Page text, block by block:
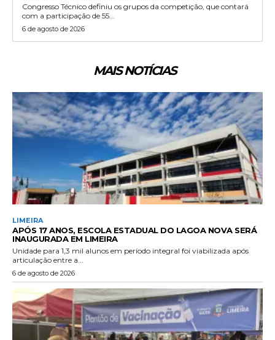
Congresso Técnico definiu os grupos da competição, que contará
com a participação de 55...
6 de agosto de 2026
MAIS NOTÍCIAS
LIMEIRA
APÓS 17 ANOS, ESCOLA ESTADUAL DO LAGOA NOVA SERÁ
INAUGURADA EM LIMEIRA
Unidade para 1,3 mil alunos em período integral foi viabilizada após
articulação entre a...
6 de agosto de 2026